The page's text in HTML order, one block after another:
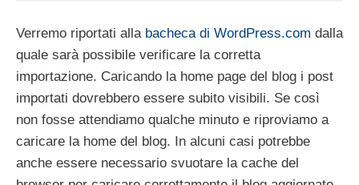
Verremo riportati alla bacheca di WordPress.com dalla
quale sarà possibile verificare la corretta
importazione. Caricando la home page del blog i post
importati dovrebbero essere subito visibili. Se così
non fosse attendiamo qualche minuto e riproviamo a
caricare la home del blog. In alcuni casi potrebbe
anche essere necessario svuotare la cache del